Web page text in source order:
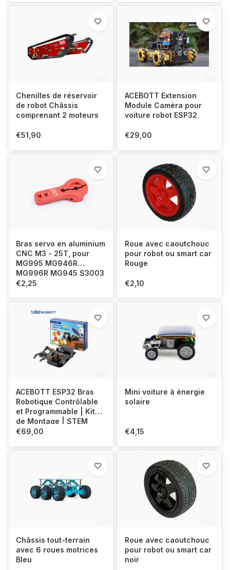
Chenilles de réservoir
de robot Châssis
comprenant 2 moteurs
€51,90
ACEBOTT Extension
Module Caméra pour
voiture robot ESP32
€29,00
Bras servo en aluminium
CNC M3 - 25T, pour
MG995 MG946R
MG996R MG945 S3003
€2,25
Roue avec caoutchouc
pour robot ou smart car
Rouge
€2,10
ACEBOTT ESP32 Bras
Robotique Contrôlable
et Programmable | Kit
de Montage | STEM
€69,00
Mini voiture à énergie
solaire
€4,15
Châssis tout-terrain
avec 6 roues motrices
Bleu
Roue avec caoutchouc
pour robot ou smart car
noir